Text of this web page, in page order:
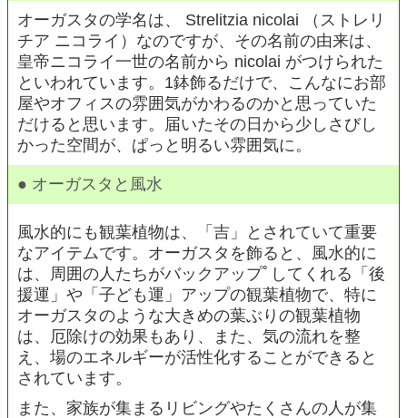
オーガスタの学名は、 Strelitzia nicolai （ストレリ
チア ニコライ）なのですが、その名前の由来は、
皇帝ニコライ一世の名前から nicolai がつけられた
といわれています。1鉢飾るだけで、こんなにお部
屋やオフィスの雰囲気がかわるのかと思っていた
だけると思います。届いたその日から少しさびし
かった空間が、ぱっと明るい雰囲気に。
● オーガスタと風水
風水的にも観葉植物は、「吉」とされていて重要
なアイテムです。オーガスタを飾ると、風水的に
は、周囲の人たちがバックアップﾟしてくれる「後
援運」や「子ども運」アップの観葉植物で、特に
オーガスタのような大きめの葉ぶりの観葉植物
は、厄除けの効果もあり、また、気の流れを整
え、場のエネルギーが活性化することができると
されています。
また、家族が集まるリビングやたくさんの人が集